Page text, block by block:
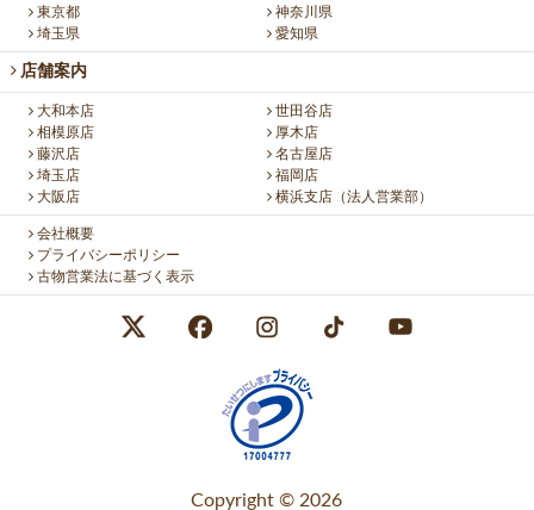
東京都
神奈川県
埼玉県
愛知県
店舗案内
大和本店
世田谷店
相模原店
厚木店
藤沢店
名古屋店
埼玉店
福岡店
大阪店
横浜支店（法人営業部）
会社概要
プライバシーポリシー
古物営業法に基づく表示
Copyright © 2026